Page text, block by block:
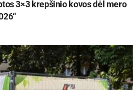
3×3 krepšinio kovos dėl mero